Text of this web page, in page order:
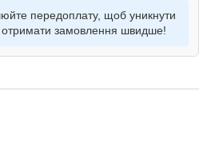
передоплату, щоб уникнути
отримати замовлення швидше!